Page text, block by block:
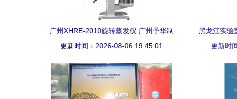
广州XHRE-2010旋转蒸发仪 广州予华制
造，高性价比之选
更新时间：2026-08-06 19:45:01
黑龙江实
华
更新时